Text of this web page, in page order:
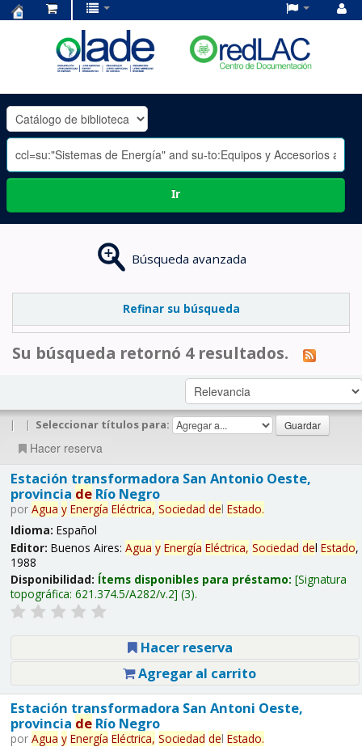
OLADE
-
Ir
Búsqueda avanzada
Refinar su búsqueda
Su búsqueda retornó 4 resultados.
| | Seleccionar títulos para:
Hacer reserva
Estación transformadora San Antonio Oeste,
provincia deRío Negro
por Agua y Energía Eléctrica, Sociedad del Estado.
Idioma: Español
Editor: Buenos Aires: Agua y Energía Eléctrica, Sociedad del Estado,
1988
Disponibilidad: Ítems disponibles para préstamo: Signatura
topográfica: 621.374.5/A282/v.2 (3).
Hacer reserva
Agregar al carrito
Estación transformadora San Antoni Oeste,
provincia deRío Negro
por Agua y Energía Eléctrica, Sociedad del Estado.